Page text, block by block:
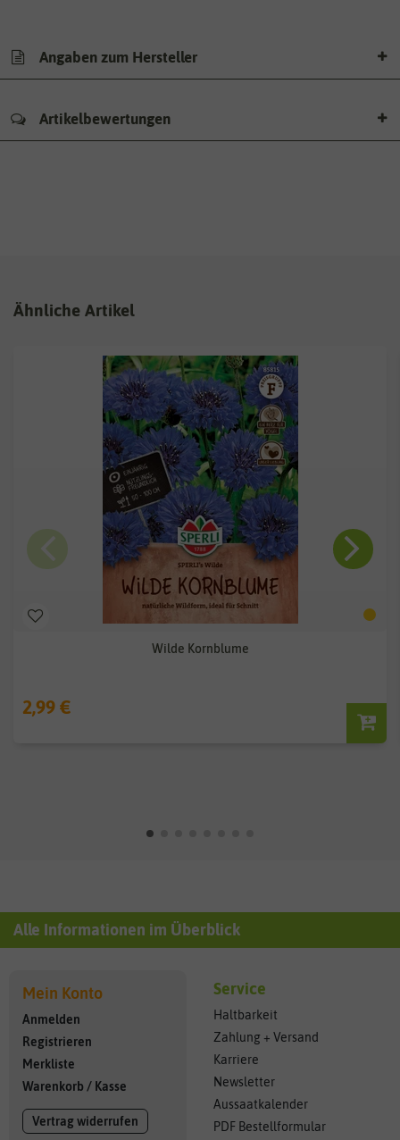
Angaben zum Hersteller
Artikelbewertungen
Ähnliche Artikel
Wilde Kornblume
2,99 €
Alle Informationen im Überblick
Mein Konto
Anmelden
Registrieren
Merkliste
Warenkorb / Kasse
Vertrag widerrufen
Service
Haltbarkeit
Zahlung + Versand
Karriere
Newsletter
Aussaatkalender
PDF Bestellformular